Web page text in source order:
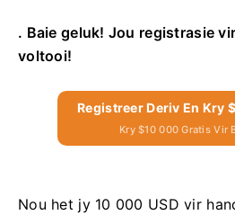
. Baie geluk! Jou registrasie
voltooi!
Registreer Deriv En Kry
Kry $10 000 Gratis Vir
Nou het jy 10 000 USD vir